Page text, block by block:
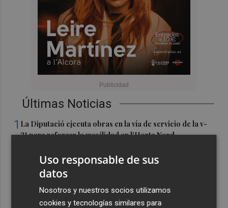
Últimas Noticias
1 La Diputació ejecuta obras en la vía de servicio de la v-
21 para reforzar la movilidad en l'Horta Nord
Shein sondea a inversores con una valoración inferior a
30.000 millones de dólares para su OPV, según FT
accionista de ACS y eleva su participación al 15%
Uso responsable de sus
datos
Nosotros y nuestros socios utilizamos
cookies y tecnologías similares para